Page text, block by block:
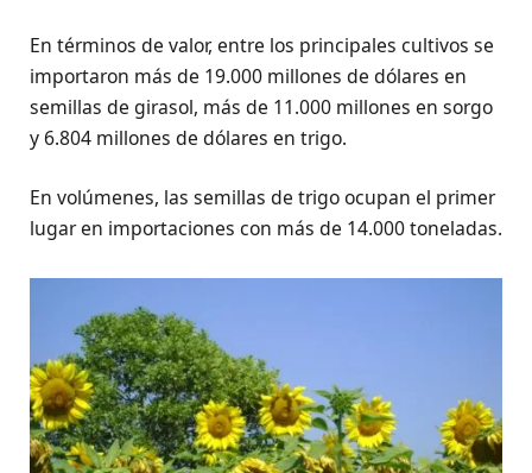
En términos de valor, entre los principales cultivos se
importaron más de 19.000 millones de dólares en
semillas de girasol, más de 11.000 millones en sorgo
y 6.804 millones de dólares en trigo.
En volúmenes, las semillas de trigo ocupan el primer
lugar en importaciones con más de 14.000 toneladas.